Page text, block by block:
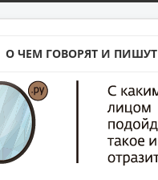
О ЧЕМ ГОВОРЯТ И ПИШУТ